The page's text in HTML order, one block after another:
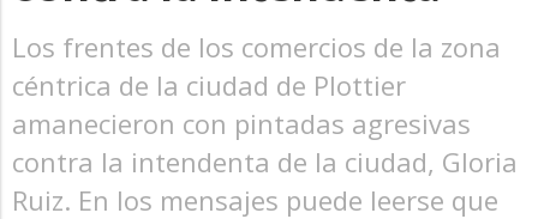
Los frentes de los comercios de la zona
céntrica de la ciudad de Plottier
amanecieron con pintadas agresivas
contra la intendenta de la ciudad, Gloria
Ruiz. En los mensajes puede leerse que